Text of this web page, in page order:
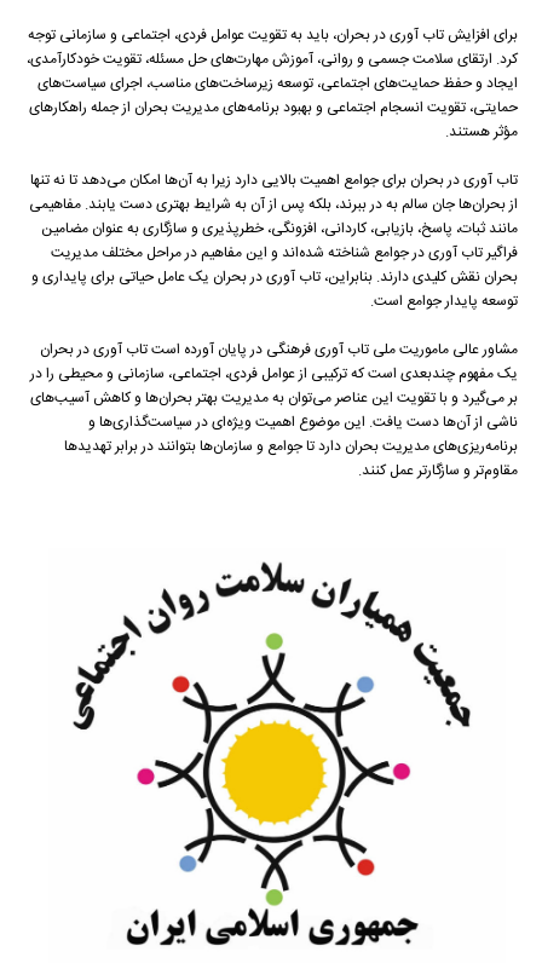
برای افزایش تاب آوری در بحران، باید به تقویت عوامل فردی، اجتماعی و سازمانی توجه
کرد. ارتقای سلامت جسمی و روانی، آموزش مهارت‌های حل مسئله، تقویت خودکارآمدی،
ایجاد و حفظ حمایت‌های اجتماعی، توسعه زیرساخت‌های مناسب، اجرای سیاست‌های
حمایتی، تقویت انسجام اجتماعی و بهبود برنامه‌های مدیریت بحران از جمله راهکارهای
مؤثر هستند.
تاب آوری در بحران برای جوامع اهمیت بالایی دارد زیرا به آن‌ها امکان می‌دهد تا نه تنها
از بحران‌ها جان سالم به در ببرند، بلکه پس از آن به شرایط بهتری دست یابند. مفاهیمی
مانند ثبات، پاسخ، بازیابی، کاردانی، افزونگی، خطرپذیری و سازگاری به عنوان مضامین
فراگیر تاب آوری در جوامع شناخته شده‌اند و این مفاهیم در مراحل مختلف مدیریت
بحران نقش کلیدی دارند. بنابراین، تاب آوری در بحران یک عامل حیاتی برای پایداری و
توسعه پایدار جوامع است.
مشاور عالی ماموریت ملی تاب آوری فرهنگی در پایان آورده است تاب آوری در بحران
یک مفهوم چندبعدی است که ترکیبی از عوامل فردی، اجتماعی، سازمانی و محیطی را در
بر می‌گیرد و با تقویت این عناصر می‌توان به مدیریت بهتر بحران‌ها و کاهش آسیب‌های
ناشی از آن‌ها دست یافت. این موضوع اهمیت ویژه‌ای در سیاست‌گذاری‌ها و
برنامه‌ریزی‌های مدیریت بحران دارد تا جوامع و سازمان‌ها بتوانند در برابر تهدیدها
مقاوم‌تر و سازگارتر عمل کنند.